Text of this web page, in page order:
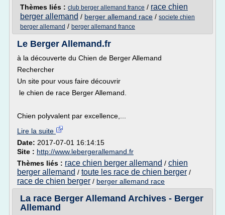
Thèmes liés : club berger allemand france / race chien
berger allemand / berger allemand race / societe chien
berger allemand / berger allemand france
Le Berger Allemand.fr
à la découverte du Chien de Berger Allemand
Rechercher
Un site pour vous faire découvrir
le chien de race Berger Allemand.
Chien polyvalent par excellence,...
Lire la suite
Date: 2017-07-01 16:14:15
Site : http://www.lebergerallemand.fr
Thèmes liés : race chien berger allemand / chien
berger allemand / toute les race de chien berger /
race de chien berger / berger allemand race
La race Berger Allemand Archives - Berger
Allemand